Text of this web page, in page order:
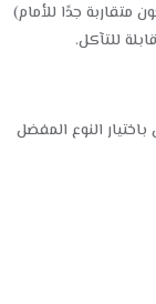
متقاربة جدًا للأمام)
للتآكل.
النوع المفضل